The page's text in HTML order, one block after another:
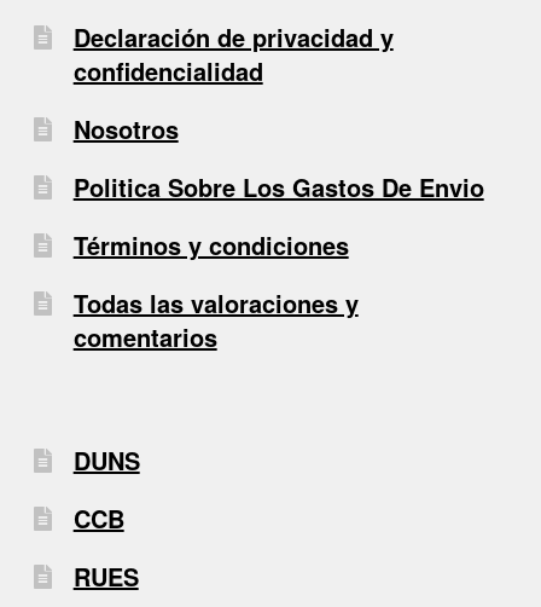
Declaración de privacidad y
confidencialidad
Nosotros
Politica Sobre Los Gastos De Envio
Términos y condiciones
Todas las valoraciones y
comentarios
DUNS
CCB
RUES